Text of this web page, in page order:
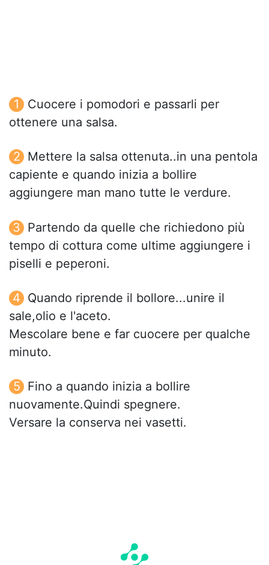
Cuocere i pomodori e passarli per
ottenere una salsa.
Mettere la salsa ottenuta..in una pentola
capiente e quando inizia a bollire
aggiungere man mano tutte le verdure.
Partendo da quelle che richiedono più
tempo di cottura come ultime aggiungere i
piselli e peperoni.
Quando riprende il bollore...unire il
sale,olio e l'aceto.
Mescolare bene e far cuocere per qualche
minuto.
Fino a quando inizia a bollire
nuovamente.Quindi spegnere.
Versare la conserva nei vasetti.